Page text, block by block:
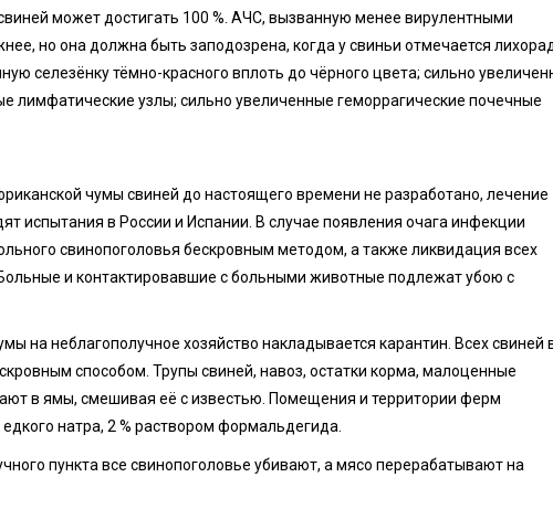
может достигать 100 %. АЧС, вызванную менее вирулентными
но она должна быть заподозрена, когда у свиньи отмечается
селезёнку тёмно-красного вплоть до чёрного цвета; сильно
лимфатические узлы; сильно увеличенные геморрагические почечные
чумы свиней до настоящего времени не разработано, лечение
испытания в России и Испании. В случае появления очага инфекции
свинопоголовья бескровным методом, а также ликвидация всех
и контактировавшие с больными животные подлежат убою с
на неблагополучное хозяйство накладывается карантин. Всех свиней
способом. Трупы свиней, навоз, остатки корма, малоценные
в ямы, смешивая её с известью. Помещения и территории ферм
натра, 2 % раствором формальдегида.
пункта все свинопоголовье убивают, а мясо перерабатывают на